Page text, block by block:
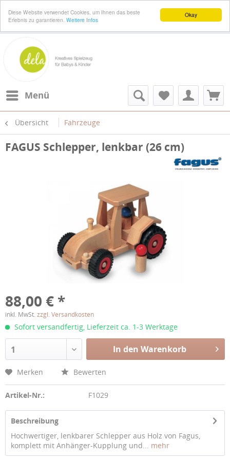
Okay
Diese Website verwendet Cookies, um Ihnen das beste
Erlebnis zu garantieren. Weitere Infos
Menü
Übersicht Fahrzeuge
FAGUS Schlepper, lenkbar (26 cm)
88,00 € *
inkl. MwSt. zzgl. Versandkosten
Sofort versandfertig, Lieferzeit ca. 1-3 Werktage
1 In den Warenkorb
Merken Bewerten
Artikel-Nr.: F1029
Beschreibung
Hochwertiger, lenkbarer Schlepper aus Holz von Fagus,
komplett mit Anhänger-Kupplung und... mehr